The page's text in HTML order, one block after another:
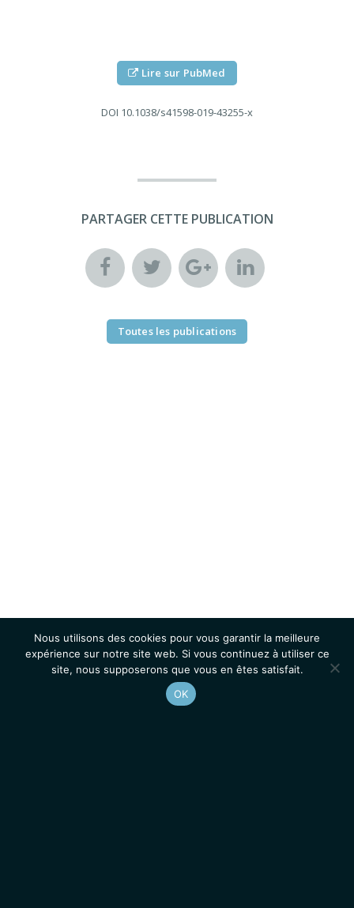
Lire sur PubMed
DOI 10.1038/s41598-019-43255-x
PARTAGER CETTE PUBLICATION
Toutes les publications
Nous utilisons des cookies pour vous garantir la meilleure
expérience sur notre site web. Si vous continuez à utiliser ce
site, nous supposerons que vous en êtes satisfait.
OK